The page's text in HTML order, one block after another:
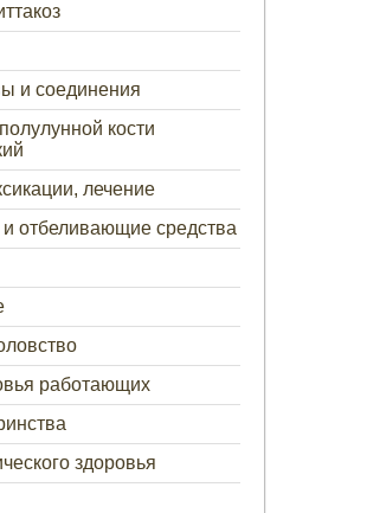
и соединения
кости
лечение
отбеливающие средства
работающих
здоровья